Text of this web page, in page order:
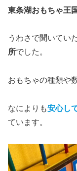
東条湖おもちゃ王
うわさで聞いてい
所でした。
おもちゃの種類や
なによりも安心し
ています。